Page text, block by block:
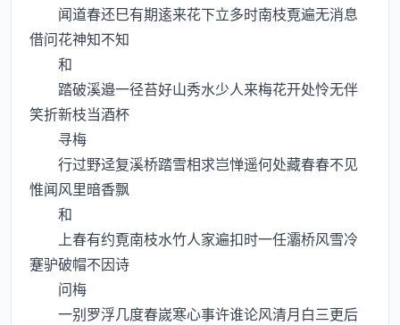
闻道春还巳有期逺来花下立多时南枝覔遍无消息
借问花神知不知
和
踏破溪邉一径苔好山秀水少人来梅花开处怜无伴
笑折新枝当酒杯
寻梅
行过野迳复溪桥踏雪相求岂惮遥何处藏春春不见
惟闻风里暗香飘
和
上春有约覔南枝水竹人家遍扣时一任灞桥风雪冷
蹇驴破帽不因诗
问梅
一别罗浮几度春嵗寒心事许谁论风清月白三更后